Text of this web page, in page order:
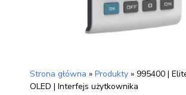
Strona główna » Produkty » 995400 |
OLED | Interfejs użytkownika